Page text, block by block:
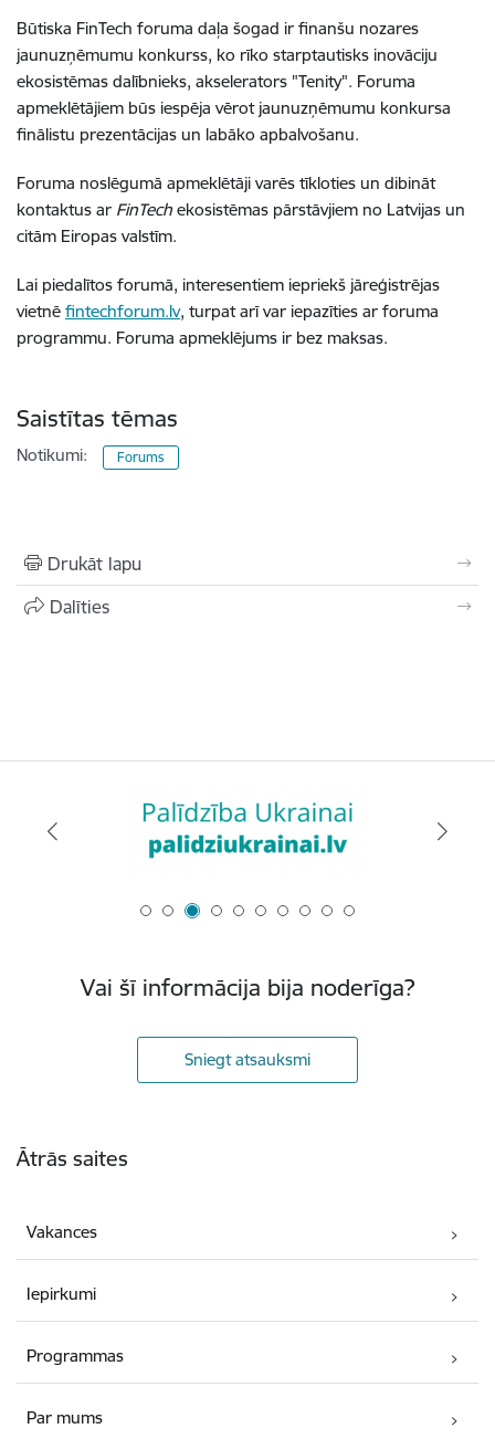
Būtiska FinTech foruma daļa šogad ir finanšu nozares
jaunuzņēmumu konkurss, ko rīko starptautisks inovāciju
ekosistēmas dalībnieks, akselerators "Tenity". Foruma
apmeklētājiem būs iespēja vērot jaunuzņēmumu konkursa
finālistu prezentācijas un labāko apbalvošanu.
Foruma noslēgumā apmeklētāji varēs tīkloties un dibināt
kontaktus ar FinTechekosistēmas pārstāvjiem no Latvijas un
citām Eiropas valstīm.
Lai piedalītos forumā, interesentiem iepriekš jāreģistrējas
vietnē fintechforum.lv, turpat arī var iepazīties ar foruma
programmu. Foruma apmeklējums ir bez maksas.
Saistītas tēmas
Notikumi: Forums
Drukāt lapu
Dalīties
Vai šī informācija bija noderīga?
Sniegt atsauksmi
Ātrās saites
Vakances
Iepirkumi
Programmas
Par mums